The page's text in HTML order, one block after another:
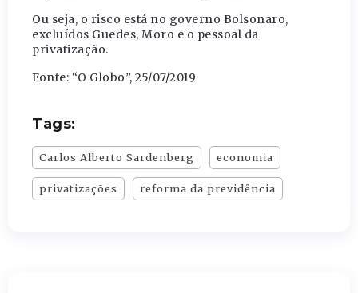
Ou seja, o risco está no governo Bolsonaro,
excluídos Guedes, Moro e o pessoal da
privatização.
Fonte: “O Globo”, 25/07/2019
Tags:
Carlos Alberto Sardenberg economia
privatizações reforma da previdência